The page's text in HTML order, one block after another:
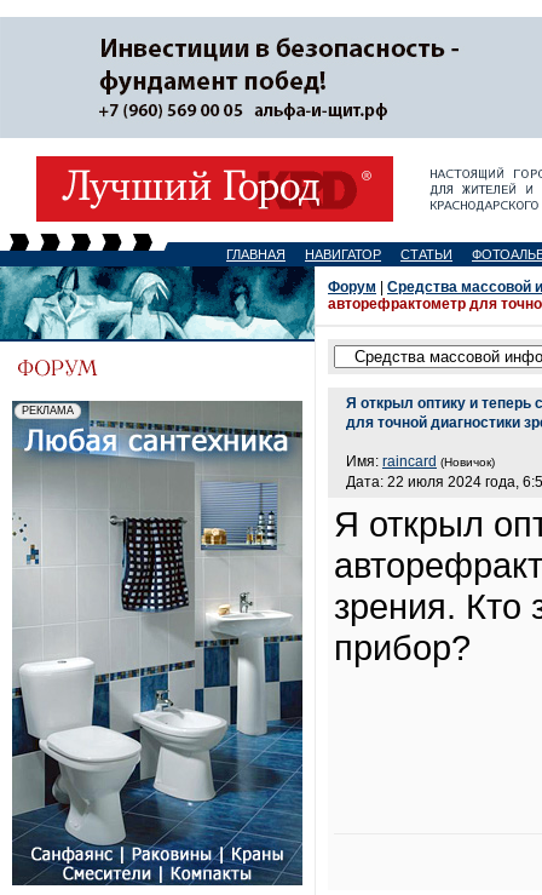
ГЛАВНАЯ НАВИГАТОР СТАТЬИ
Форум
Средства массовой
авторефрактометр для
Я открыл оптику и
для точной диагностики
Имя: raincard (Новичок)
Дата: 22 июля 2024 года,
Я открыл
зрения. Кто
прибор?